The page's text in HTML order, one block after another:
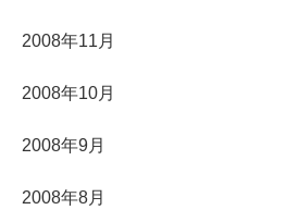
2008年11月
2008年10月
2008年9月
2008年8月